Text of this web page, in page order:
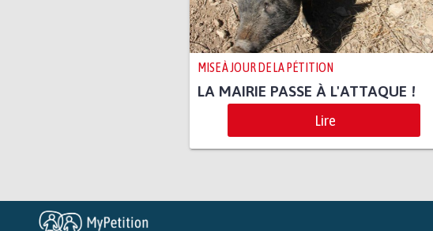
MISE À JOUR DE LA PÉTITION
LA MAIRIE PASSE À L'ATTAQUE !
Lire